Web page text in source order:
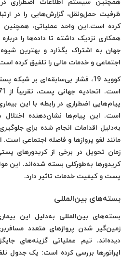
همچنین سیستم اطلاعات اضطراری
کرده است.این واحد عملیاتی، همچنین
همکاری نزدیک داشته تا داده‌ها را
جهان به اشتراک بگذارد و بهترین
اجتماعی و خدمات مالی را تلفیق کرده
کووید 19، فشار بی‌سابقه‌ای بر شبکه
پیام‌هایی اضطراری در رابطه با این
است. این پیام‌ها نشان‌دهنده اختلال
مانند لغو پروازها و فاصله اجتماعی
زمان تحویل در برخی از کریدورهای
کریدورها به‌طور‌کلی بسته شده‌اند. این
پست و کیفیت خدمات تاثیر دارد.
بسته‌های بین‌المللی
بسته‌های بین‌المللی به‌دلیل این
زمین‌گیر شدن پروازهای متعدد
دیده‌اند. تیم عملیاتی گزینه‌های
اپراتورها بررسی کرده است: یک جدول